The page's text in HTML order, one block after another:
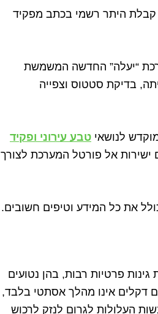
קבלת היתר רשמי בכתב מפקיד
“יעלה” החדשה המשמשת
בדיקת סטטוס וצפייה
לנושאי טבע עירוני ופקיד
ישירות אל פורטל המערכת לצורך
את כל המידע וטיפים חשובים.
פרטיות רבות, בהן נטועים
דקלים אינו מהלך אסתטי בלבד,
העלולות לגרום לנזק לרכוש